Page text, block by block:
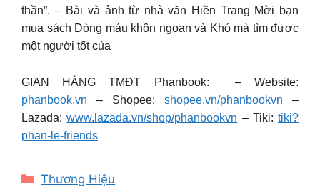
thần”. – Bài và ảnh từ nhà văn Hiền Trang Mời bạn
mua sách Dòng máu khôn ngoan và Khó mà tìm được
một người tốt của
GIAN HÀNG TMĐT Phanbook: – Website:
phanbook.vn – Shopee: shopee.vn/phanbookvn –
Lazada:www.lazada.vn/shop/phanbookvn – Tiki: tiki?
phan-le-friends
Categories
Thương Hiệu